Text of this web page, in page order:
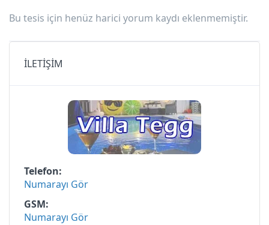
Bu tesis için henüz harici yorum kaydı eklenmemiştir.
İLETİŞİM
Telefon
Numarayı Gör
GSM
Numarayı Gör